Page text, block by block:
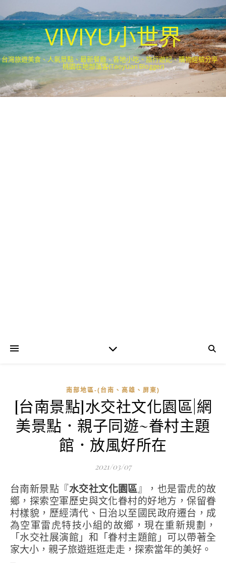
VIVIYU小世界
台灣旅遊美食、人氣景點、最新餐廳、各地小吃、旅行遊記、購物經驗分享．
桃園在地部落客(Taoyuan Blogger)
南部地區-(台南、高雄、屏東)
[台南景點]水交社文化園區|網
美景點．親子同遊~眷村主題
館．放風好所在
2021/03/07
台南新景點『水交社文化園區』，也是雷虎的故
鄉，探索空軍歷史與文化眷村的好地方，保留眷
村樣貌，歷經清代、日治以至國民政府遷台，成
為空軍雷虎特技小組的故鄉，現在重新規劃，
「水交社展演館」和「眷村主題館」可以帶著全
家大小，親子旅遊逛逛走走，探索當年的美好。